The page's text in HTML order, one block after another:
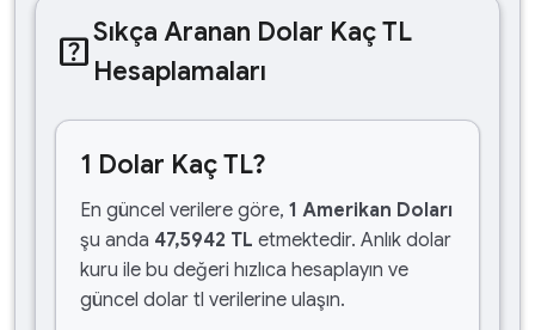
help_centerSıkça Aranan Dolar Kaç TL
Hesaplamaları
1 Dolar Kaç TL?
En güncel verilere göre, 1 Amerikan Doları
şu anda 47,5942 TL etmektedir. Anlık dolar
kuru ile bu değeri hızlıca hesaplayın ve
güncel dolar tl verilerine ulaşın.